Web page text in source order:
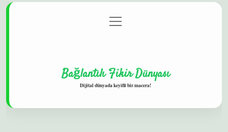
Gizlilik Politikası
menüyü
aç
Bağlantılı Fikir Dünyası
Dijital dünyada keyifli bir macera!